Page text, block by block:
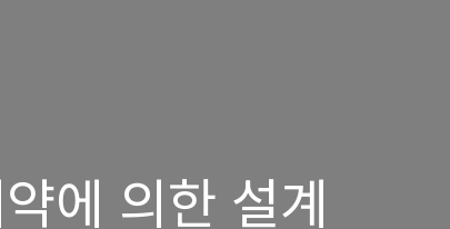
에 의한 설계